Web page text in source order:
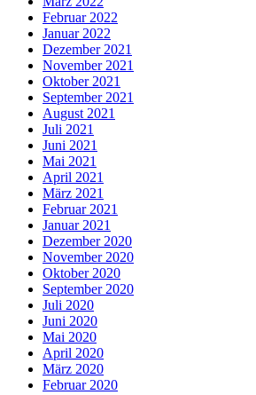
Februar 2022
Januar 2022
Dezember 2021
November 2021
Oktober 2021
September 2021
August 2021
Juli 2021
Juni 2021
Mai 2021
April 2021
März 2021
Februar 2021
Januar 2021
Dezember 2020
November 2020
Oktober 2020
September 2020
Juli 2020
Juni 2020
Mai 2020
April 2020
März 2020
Februar 2020